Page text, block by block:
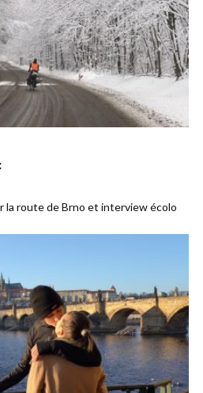
la route de Brno et interview écolo